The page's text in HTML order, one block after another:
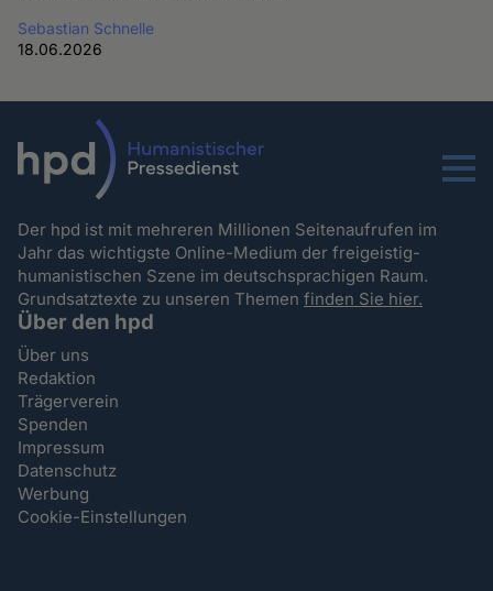
Sebastian Schnelle
18.06.2026
Menu
Der hpd ist mit mehreren Millionen Seitenaufrufen im
Jahr das wichtigste Online-Medium der freigeistig-
humanistischen Szene im deutschsprachigen Raum.
Grundsatztexte zu unseren Themenfinden Sie hier.
Über den hpd
Über uns
Redaktion
Trägerverein
Spenden
Impressum
Datenschutz
Werbung
Cookie-Einstellungen